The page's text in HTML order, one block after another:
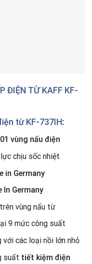
ĐIỆN TỪ KAFF KF-
từ KF-737IH:
vùng nấu điện
chịu sốc nhiệt
in Germany
In Germany
vùng nấu từ
9 mức công suất
với các loại nồi lớn nhỏ
suất tiết kiệm điện